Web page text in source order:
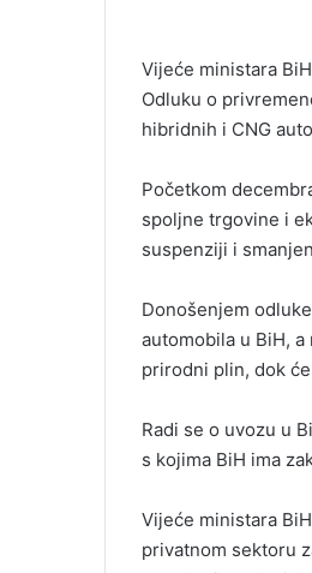
Vijeće ministara
Odluku o
hibridnih i CNG
Početkom
spoljne trgovine i
suspenziji i
Donošenjem
automobila u BiH,
prirodni plin, dok
Radi se o uvozu u
s kojima BiH ima
Vijeće ministara
privatnom sektoru